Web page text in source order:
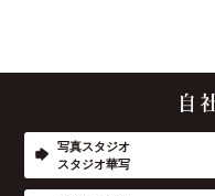
写真スタジオ
スタジオ華写